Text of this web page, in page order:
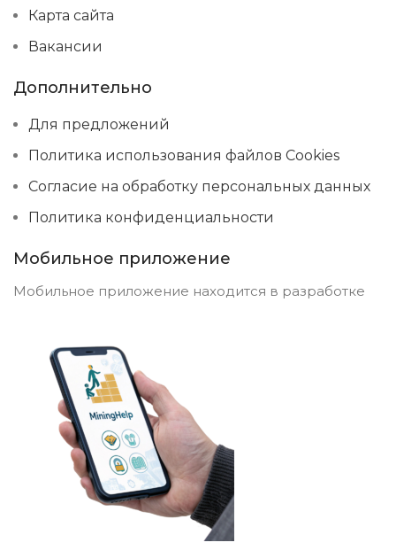
Карта сайта
Вакансии
Дополнительно
Для предложений
Политика использования файлов Cookies
Согласие на обработку персональных данных
Политика конфиденциальности
Мобильное приложение
Мобильное приложение находится в разработке